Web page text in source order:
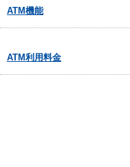
ATM機能
ATM利用料金